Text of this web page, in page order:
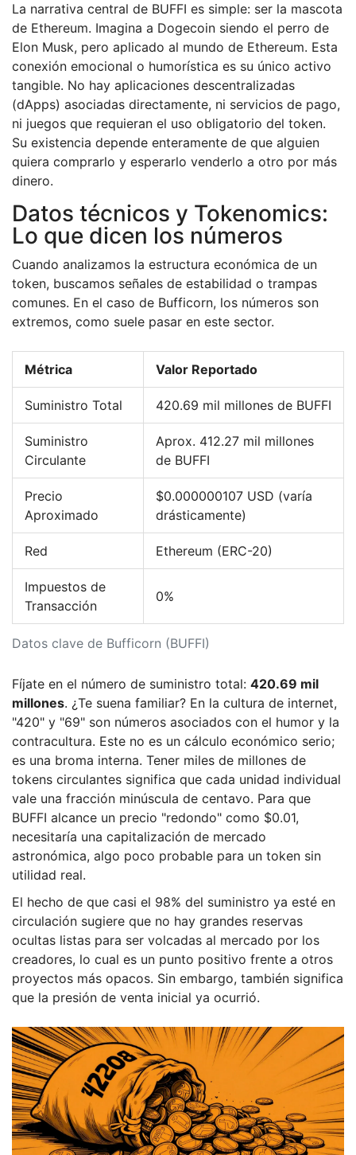
La narrativa central de BUFFI es simple: ser la mascota
de Ethereum. Imagina a Dogecoin siendo el perro de
Elon Musk, pero aplicado al mundo de Ethereum. Esta
conexión emocional o humorística es su único activo
tangible. No hay aplicaciones descentralizadas
(dApps) asociadas directamente, ni servicios de pago,
ni juegos que requieran el uso obligatorio del token.
Su existencia depende enteramente de que alguien
quiera comprarlo y esperarlo venderlo a otro por más
dinero.
Datos técnicos y Tokenomics:
Lo que dicen los números
Cuando analizamos la estructura económica de un
token, buscamos señales de estabilidad o trampas
comunes. En el caso de Bufficorn, los números son
extremos, como suele pasar en este sector.
Datos clave de Bufficorn (BUFFI)
Métrica Valor Reportado
Suministro Total 420.69 mil millones de BUFFI
Suministro
Circulante
Aprox. 412.27 mil millones
de BUFFI
Precio
Aproximado
$0.000000107 USD (varía
drásticamente)
Red Ethereum (ERC-20)
Impuestos de
Transacción
0%
Fíjate en el número de suministro total: 420.69 mil
millones. ¿Te suena familiar? En la cultura de internet,
"420" y "69" son números asociados con el humor y la
contracultura. Este no es un cálculo económico serio;
es una broma interna. Tener miles de millones de
tokens circulantes significa que cada unidad individual
vale una fracción minúscula de centavo. Para que
BUFFI alcance un precio "redondo" como $0.01,
necesitaría una capitalización de mercado
astronómica, algo poco probable para un token sin
utilidad real.
El hecho de que casi el 98% del suministro ya esté en
circulación sugiere que no hay grandes reservas
ocultas listas para ser volcadas al mercado por los
creadores, lo cual es un punto positivo frente a otros
proyectos más opacos. Sin embargo, también significa
que la presión de venta inicial ya ocurrió.